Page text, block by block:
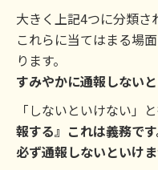
大きく上記4つに分類さ
これらに当てはまる場
ります。
すみやかに通報しないと
「しないといけない」
報する』これは義務です
必ず通報しないといけま